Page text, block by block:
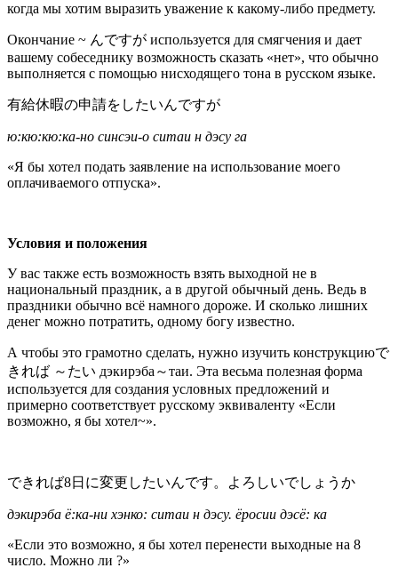
когда мы хотим выразить уважение к какому-либо предмету.
Окончание ~ んですが используется для смягчения и дает
вашему собеседнику возможность сказать «нет», что обычно
выполняется с помощью нисходящего тона в русском языке.
有給休暇の申請をしたいんですが
ю:кю:кю:ка-но синсэи-о ситаи н дэсу га
«Я бы хотел подать заявление на использование моего
оплачиваемого отпуска».
Условия и положения
У вас также есть возможность взять выходной не в
национальный праздник, а в другой обычный день. Ведь в
праздники обычно всё намного дороже. И сколько лишних
денег можно потратить, одному богу известно.
А чтобы это грамотно сделать, нужно изучить конструкциюで
きれば ～たい дэкирэба～таи. Эта весьма полезная форма
используется для создания условных предложений и
примерно соответствует русскому эквиваленту «Если
возможно, я бы хотел~».
できれば8日に変更したいんです。よろしいでしょうか
дэкирэба ё:ка-ни хэнко: ситаи н дэсу. ёросии дэсё: ка
«Если это возможно, я бы хотел перенести выходные на 8
число. Можно ли ?»